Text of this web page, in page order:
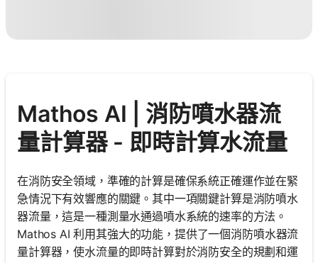
Mathos AI | 消防噴水器流
量計算器 - 即時計算水流量
在消防安全領域，準確的計算是確保系統正確運作並在緊
急情況下有效響應的關鍵。其中一項關鍵計算是消防噴水
器流量，這是一種測量水通過噴水系統的速率的方法。
Mathos AI 利用其強大的功能，提供了一個消防噴水器流
量計算器，使水流量的即時計算對於消防安全的規劃和運